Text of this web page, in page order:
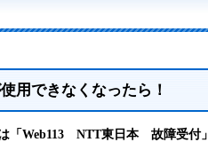
用できなくなったら！
「Web113 NTT東日本 故障受付」